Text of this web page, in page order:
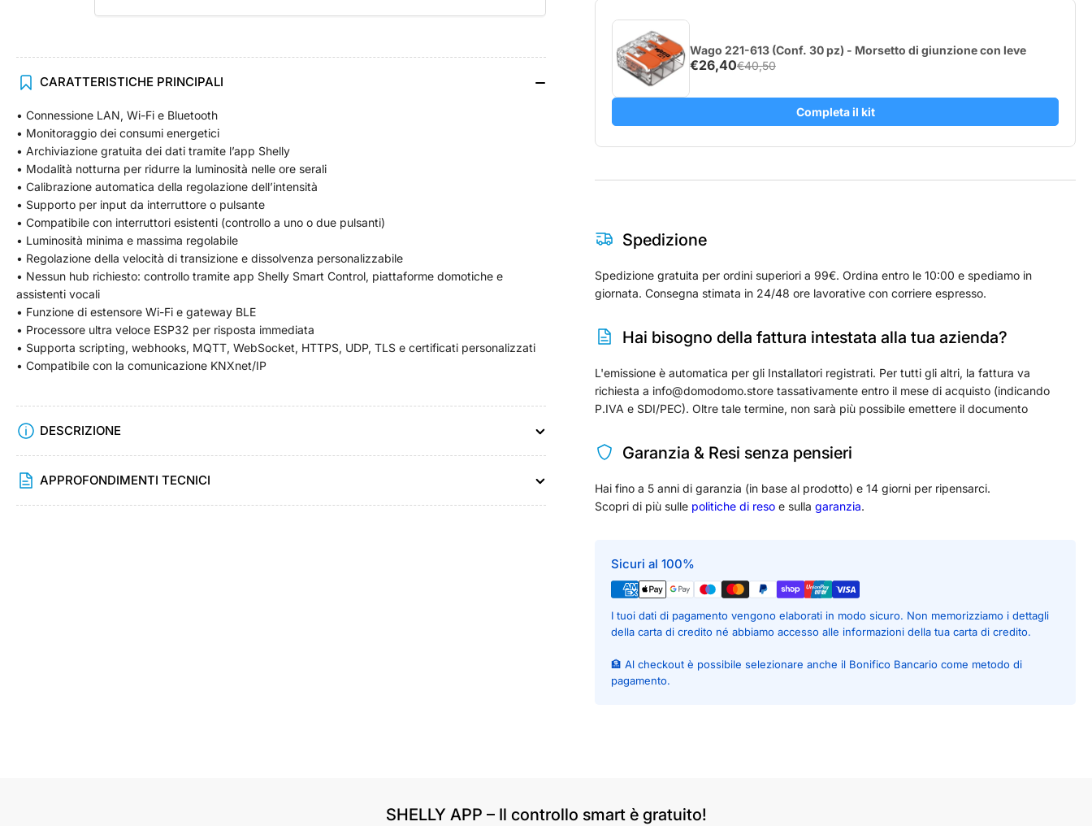
Carica
in
visualizzazione
Raccolta
Dimmer
2PM
Wago 221-613 (Conf. 30 pz) - Morsetto di giunzione con leve
€26,40€40,50
Completa il kit
Spedizione
Spedizione gratuita per ordini superiori a 99€. Ordina entro le 10:00 e spediamo in
giornata. Consegna stimata in 24/48 ore lavorative con corriere espresso.
Hai bisogno della fattura intestata alla tua azienda?
L'emissione è automatica per gli Installatori registrati. Per tutti gli altri, la fattura va
richiesta a info@domodomo.store tassativamente entro il mese di acquisto (indicando
P.IVA e SDI/PEC). Oltre tale termine, non sarà più possibile emettere il documento
Garanzia & Resi senza pensieri
Hai fino a 5 anni di garanzia (in base al prodotto) e 14 giorni per ripensarci.
Scopri di più sulle politiche di reso e sulla garanzia.
Sicuri al 100%
I tuoi dati di pagamento vengono elaborati in modo sicuro. Non memorizziamo i dettagli
della carta di credito né abbiamo accesso alle informazioni della tua carta di credito.
🏦 Al checkout è possibile selezionare anche il Bonifico Bancario come metodo di
pagamento.
CARATTERISTICHE PRINCIPALI
• Connessione LAN, Wi-Fi e Bluetooth
• Monitoraggio dei consumi energetici
• Archiviazione gratuita dei dati tramite l’app Shelly
• Modalità notturna per ridurre la luminosità nelle ore serali
• Calibrazione automatica della regolazione dell’intensità
• Supporto per input da interruttore o pulsante
• Compatibile con interruttori esistenti (controllo a uno o due pulsanti)
• Luminosità minima e massima regolabile
• Regolazione della velocità di transizione e dissolvenza personalizzabile
• Nessun hub richiesto: controllo tramite app Shelly Smart Control, piattaforme domotiche e
assistenti vocali
• Funzione di estensore Wi-Fi e gateway BLE
• Processore ultra veloce ESP32 per risposta immediata
• Supporta scripting, webhooks, MQTT, WebSocket, HTTPS, UDP, TLS e certificati personalizzati
• Compatibile con la comunicazione KNXnet/IP
DESCRIZIONE
APPROFONDIMENTI TECNICI
SHELLY APP – Il controllo smart è gratuito!